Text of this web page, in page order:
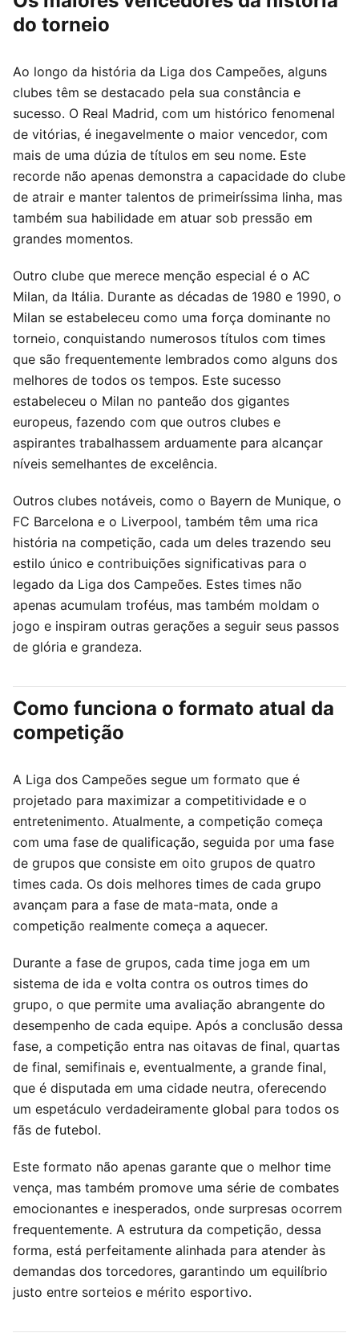
do torneio
Ao longo da história da Liga dos Campeões, alguns
clubes têm se destacado pela sua constância e
sucesso. O Real Madrid, com um histórico fenomenal
de vitórias, é inegavelmente o maior vencedor, com
mais de uma dúzia de títulos em seu nome. Este
recorde não apenas demonstra a capacidade do clube
de atrair e manter talentos de primeiríssima linha, mas
também sua habilidade em atuar sob pressão em
grandes momentos.
Outro clube que merece menção especial é o AC
Milan, da Itália. Durante as décadas de 1980 e 1990, o
Milan se estabeleceu como uma força dominante no
torneio, conquistando numerosos títulos com times
que são frequentemente lembrados como alguns dos
melhores de todos os tempos. Este sucesso
estabeleceu o Milan no panteão dos gigantes
europeus, fazendo com que outros clubes e
aspirantes trabalhassem arduamente para alcançar
níveis semelhantes de excelência.
Outros clubes notáveis, como o Bayern de Munique, o
FC Barcelona e o Liverpool, também têm uma rica
história na competição, cada um deles trazendo seu
estilo único e contribuições significativas para o
legado da Liga dos Campeões. Estes times não
apenas acumulam troféus, mas também moldam o
jogo e inspiram outras gerações a seguir seus passos
de glória e grandeza.
Como funciona o formato atual da
competição
A Liga dos Campeões segue um formato que é
projetado para maximizar a competitividade e o
entretenimento. Atualmente, a competição começa
com uma fase de qualificação, seguida por uma fase
de grupos que consiste em oito grupos de quatro
times cada. Os dois melhores times de cada grupo
avançam para a fase de mata-mata, onde a
competição realmente começa a aquecer.
Durante a fase de grupos, cada time joga em um
sistema de ida e volta contra os outros times do
grupo, o que permite uma avaliação abrangente do
desempenho de cada equipe. Após a conclusão dessa
fase, a competição entra nas oitavas de final, quartas
de final, semifinais e, eventualmente, a grande final,
que é disputada em uma cidade neutra, oferecendo
um espetáculo verdadeiramente global para todos os
fãs de futebol.
Este formato não apenas garante que o melhor time
vença, mas também promove uma série de combates
emocionantes e inesperados, onde surpresas ocorrem
frequentemente. A estrutura da competição, dessa
forma, está perfeitamente alinhada para atender às
demandas dos torcedores, garantindo um equilíbrio
justo entre sorteios e mérito esportivo.